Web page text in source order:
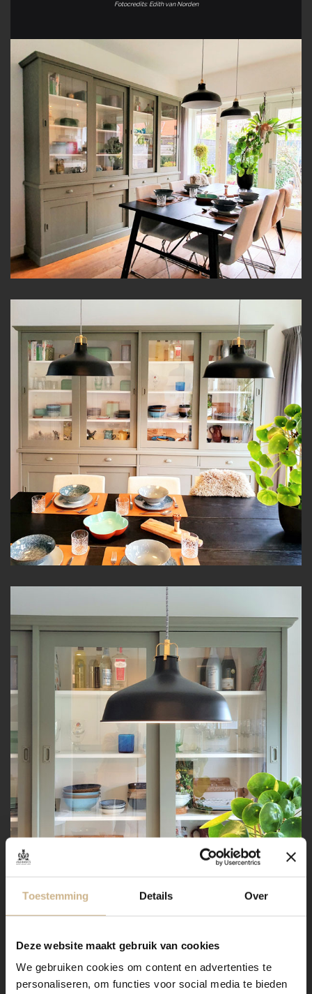
Toestemming Details Over
Deze website maakt gebruik van cookies
We gebruiken cookies om content en advertenties te
personaliseren, om functies voor social media te bieden
Fotocredits: Edith van Norden